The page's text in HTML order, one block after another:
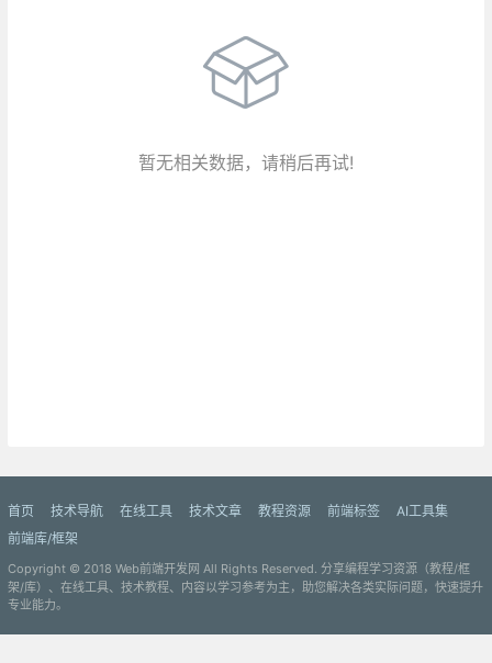
暂无相关数据，请稍后再试!
首页 技术导航 在线工具 技术文章 教程资源 前端标签
AI工具集
前端库/框架